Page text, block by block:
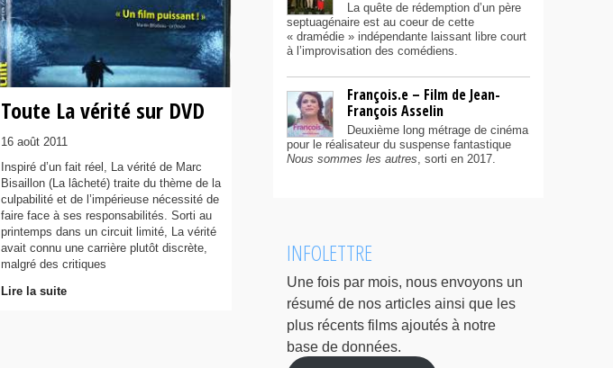
Toute La vérité sur DVD
16 août 2011
Inspiré d’un fait réel, La vérité de Marc
Bisaillon (La lâcheté) traite du thème de la
culpabilité et de l’impérieuse nécessité de
faire face à ses responsabilités. Sorti au
printemps dans un circuit limité, La vérité
avait connu une carrière plutôt discrète,
malgré des critiques
Lire la suite
La quête de rédemption d’un père
septuagénaire est au coeur de cette
« dramédie » indépendante laissant libre court
à l’improvisation des comédiens.
François.e – Film de Jean-
François Asselin
Deuxième long métrage de cinéma
pour le réalisateur du suspense fantastique
Nous sommes les autres, sorti en 2017.
INFOLETTRE
Une fois par mois, nous envoyons un
résumé de nos articles ainsi que les
plus récents films ajoutés à notre
base de données.